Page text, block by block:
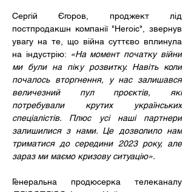
Сергій Єгоров, проджект лід
постпродакшн компанії "Heroic", звернув
увагу на те, що війна суттєво вплинула
на індустрію: «На момент початку війни
ми були на піку розвитку. Навіть коли
почалось вторгнення, у нас залишався
величезний пул проєктів, які
потребували крутих українських
спеціалістів. Плюс усі наші партнери
залишилися з нами. Це дозволило нам
триматися до середини 2023 року, але
зараз ми маємо кризову ситуацію».